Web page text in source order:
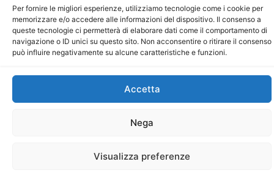
Per fornire le migliori esperienze, utilizziamo tecnologie come i cookie per
memorizzare e/o accedere alle informazioni del dispositivo. Il consenso a
queste tecnologie ci permetterà di elaborare dati come il comportamento di
navigazione o ID unici su questo sito. Non acconsentire o ritirare il consenso
può influire negativamente su alcune caratteristiche e funzioni.
Accetta
Nega
Visualizza preferenze